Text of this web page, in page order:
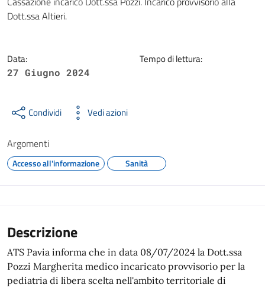
Dettagli della notizia
Dott.ssa Altieri.
Data:
27 Giugno 2024
Tempo di lettura:
Condividi Vedi azioni
Argomenti
Accesso all'informazione Sanità
Descrizione
ATS Pavia informa che in data 08/07/2024 la Dott.ssa
Pozzi Margherita medico incaricato provvisorio per la
pediatria di libera scelta nell'ambito territoriale di